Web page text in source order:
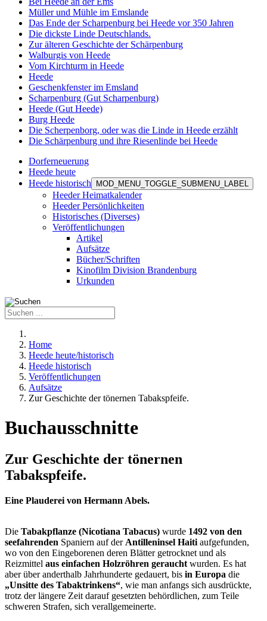
Müller und Mühle im Emslande
Das Ende der Scharpenburg bei Heede vor 350 Jahren
Die dickste Linde Deutschlands.
Zur älteren Geschichte der Schärpenburg
Walburgis von Heede
Vom Kirchturm in Heede
Heede
Geschenkfenster im Emsland
Scharpenburg (Gut Scharpenburg)
Heede (Gut Heede)
Burg Heede
Die Scherpenborg, oder was die Linde in Heede erzählt
Die Schärpenburg und ihre Riesenlinde bei Heede
Dorferneuerung
Heede heute
Heede historisch
MOD_MENU_TOGGLE_SUBMENU_LABEL
Heeder Heimatkalender
Heeder Persönlichkeiten
Historisches (Diverses)
Veröffentlichungen
Artikel
Aufsätze
Bücher/Schriften
Kinofilm Division Brandenburg
Urkunden
Home
Heede heute/historisch
Heede historisch
Veröffentlichungen
Aufsätze
Zur Geschichte der tönernen Tabakspfeife.
Buchausschnitte
Zur Geschichte der tönernen
Tabakspfeife.
Eine Plauderei von Hermann Abels.
Die Tabakpflanze (Nicotiana Tabacus) wurde 1492 von den
seefahrenden Spaniern auf der Antilleninsel Haiti aufgefunden,
wo von den Eingeborenen deren Blätter getrocknet und als
Reizmittel aus einfachen Holzröhren geraucht wurden. Es hat
aber über anderthalb Jahrhunderte gedauert, bis in Europa die
„Unsitte des Tabaktrinkens“, wie man anfangs sich ausdrückte,
trotz der längere Zeit darauf gesetzten behördlichen, zum Teile
schweren Strafen, sich verallgemeinerte.